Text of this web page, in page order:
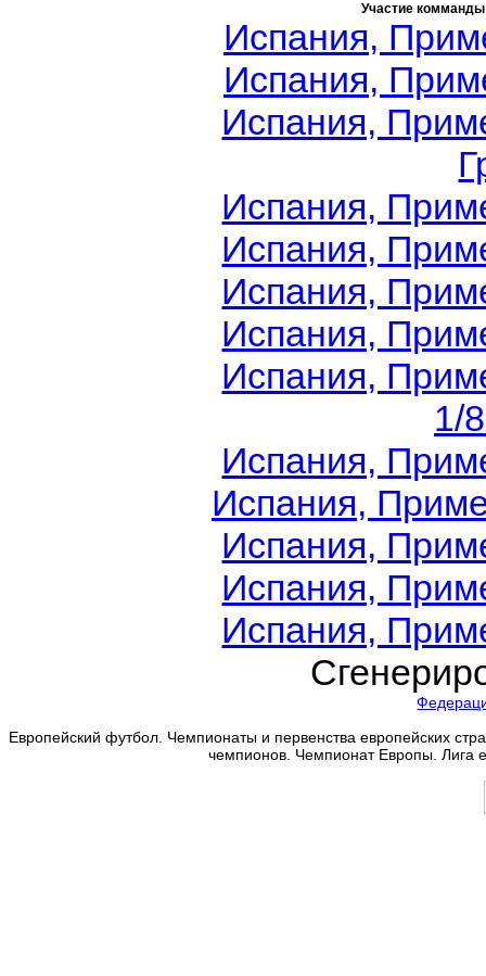
Участие
Испания,
Испания,
Испания,
Испания,
Испания,
Испания,
Испания,
Испания,
1/
Испания,
Испания,
Испания,
Испания,
Испания,
Европейский футбол. Чемпионаты и первенства европейских
чемпионов. Чемпионат Европы.